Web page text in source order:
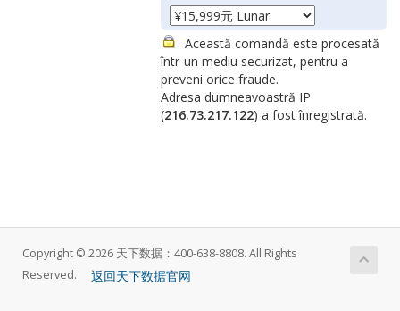
Această comandă este procesată
într-un mediu securizat, pentru a
preveni orice fraude.
Adresa dumneavoastră IP
(216.73.217.122) a fost înregistrată.
Copyright © 2026 天下数据：400-638-8808. All Rights
Reserved.
返回天下数据官网